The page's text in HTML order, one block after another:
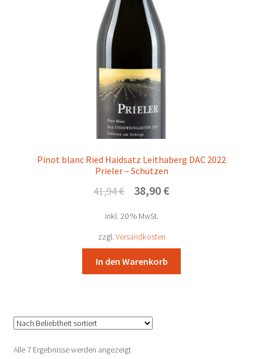
Pinot blanc Ried Haidsatz Leithaberg DAC 2022
Prieler – Schützen
41,94€
Ursprünglicher
war:
41,94 €
38,90 €Aktueller
inkl. 20 % MwSt.
zzgl. Versandkosten
In den Warenkorb
Alle 7 Ergebnisse werden angezeigtNach